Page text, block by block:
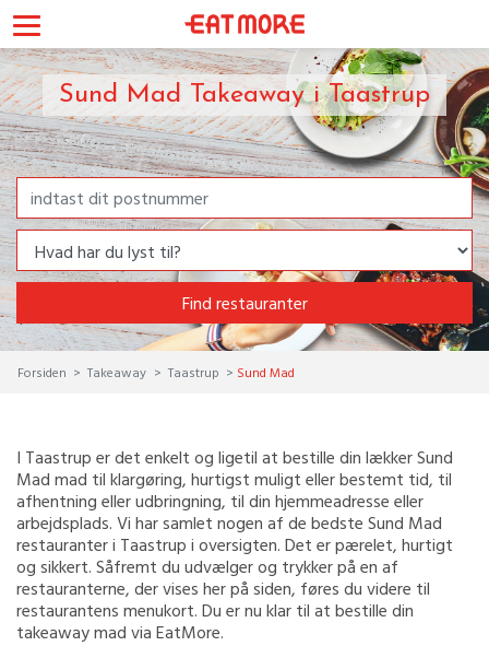
Sund Mad Takeaway i Taastrup
Find restauranter
Forsiden Takeaway Taastrup Sund Mad
I Taastrup er det enkelt og ligetil at bestille din lækker Sund
Mad mad til klargøring, hurtigst muligt eller bestemt tid, til
afhentning eller udbringning, til din hjemmeadresse eller
arbejdsplads. Vi har samlet nogen af de bedste Sund Mad
restauranter i Taastrup i oversigten. Det er pærelet, hurtigt
og sikkert. Såfremt du udvælger og trykker på en af
restauranterne, der vises her på siden, føres du videre til
restaurantens menukort. Du er nu klar til at bestille din
takeaway mad via EatMore.